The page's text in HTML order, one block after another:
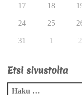
17 18
24 25
31 1 2
Etsi sivustolta